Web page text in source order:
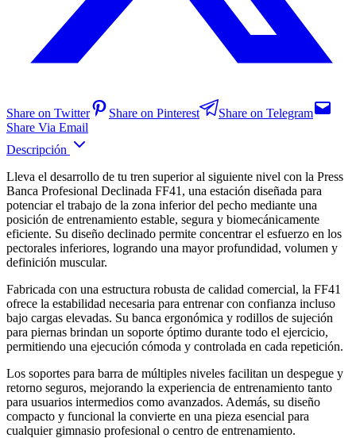
Share on Twitter Share on Pinterest
Share on Telegram
Share Via Email
Descripción
Lleva el desarrollo de tu tren superior al siguiente nivel con la Press
Banca Profesional Declinada FF41, una estación diseñada para
potenciar el trabajo de la zona inferior del pecho mediante una
posición de entrenamiento estable, segura y biomecánicamente
eficiente. Su diseño declinado permite concentrar el esfuerzo en los
pectorales inferiores, logrando una mayor profundidad, volumen y
definición muscular.
Fabricada con una estructura robusta de calidad comercial, la FF41
ofrece la estabilidad necesaria para entrenar con confianza incluso
bajo cargas elevadas. Su banca ergonómica y rodillos de sujeción
para piernas brindan un soporte óptimo durante todo el ejercicio,
permitiendo una ejecución cómoda y controlada en cada repetición.
Los soportes para barra de múltiples niveles facilitan un despegue y
retorno seguros, mejorando la experiencia de entrenamiento tanto
para usuarios intermedios como avanzados. Además, su diseño
compacto y funcional la convierte en una pieza esencial para
cualquier gimnasio profesional o centro de entrenamiento.